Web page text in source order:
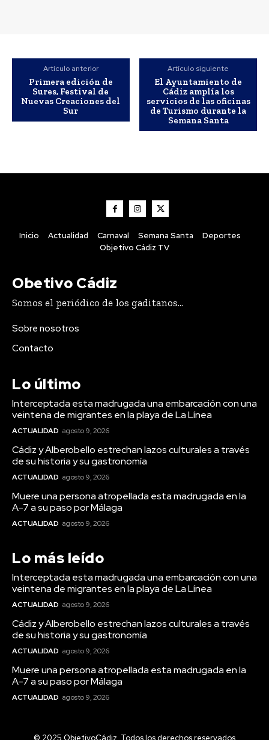
Artículo anterior
Primera edición de
Sures, Festival de
Nuevas Creaciones del
Sur
Artículo siguiente
El Ayuntamiento de
Cádiz amplía los
servicios de las oficinas
de Turismo durante la
Semana Santa
Inicio Actualidad Carnaval Semana Santa
Deportes
Objetivo Cádiz TV
Obetivo Cádiz
Somos el periódico de los gaditanos...
Sobre nosotros
Contacto
Lo último
Interceptada esta madrugada una embarcación con una
veintena de migrantes en la playa de La Línea
ACTUALIDAD agosto 9, 2026
Cádiz y Alberobello estrechan lazos culturales a través
de su historia y su gastronomía
ACTUALIDAD agosto 9, 2026
Muere una persona atropellada esta madrugada en la
A-7 a su paso por Málaga
ACTUALIDAD agosto 9, 2026
Lo más leído
Interceptada esta madrugada una embarcación con una
veintena de migrantes en la playa de La Línea
ACTUALIDAD agosto 9, 2026
Cádiz y Alberobello estrechan lazos culturales a través
de su historia y su gastronomía
ACTUALIDAD agosto 9, 2026
Muere una persona atropellada esta madrugada en la
A-7 a su paso por Málaga
ACTUALIDAD agosto 9, 2026